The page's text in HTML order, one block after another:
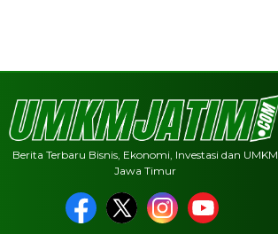
Berita Terbaru Bisnis, Ekonomi, Investasi dan UMKM
Jawa Timur